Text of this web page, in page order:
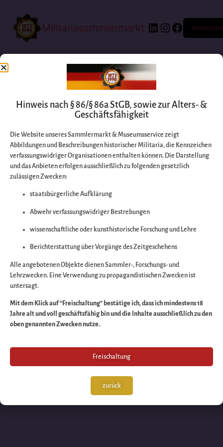
Militariasammlermarkt Anmelden
Entschuldigen Sie
bitte die
Wir arbeiten an
großartigen Sache
schauen Sie bald
wieder vorbei!
Hinweis nach § 86/§ 86a StGB, sowie zur Alters- &
Geschäftsfähigkeit
Die Website unseres Sammlermarkt & Museumsservice zeigt
Abbildungen und Beschreibungen historischer Militaria, die Kennzeichen
verfassungswidriger Organisationen enthalten können. Die Darstellung
und das Anbieten erfolgen ausschließlich zu folgenden gesetzlich
zulässigen Zwecken:
staatsbürgerliche Aufklärung
Abwehr verfassungswidriger Bestrebungen
wissenschaftliche oder kunsthistorische Forschung und Lehre
Berichterstattung über Vorgänge des Zeitgeschehens
Alle angebotenen Objekte dienen Sammler-, Forschungs- und
Lehrzwecken. Eine Verwendung zu propagandistischen Zwecken ist
untersagt.
Mit dem Klick auf “Freischaltung” bestätige ich, dass ich mindestens 18
Jahre alt und voll geschäftsfähig bin und die Inhalte ausschließlich zu den
oben genannten Zwecken nutze.
Freischaltung
zurück